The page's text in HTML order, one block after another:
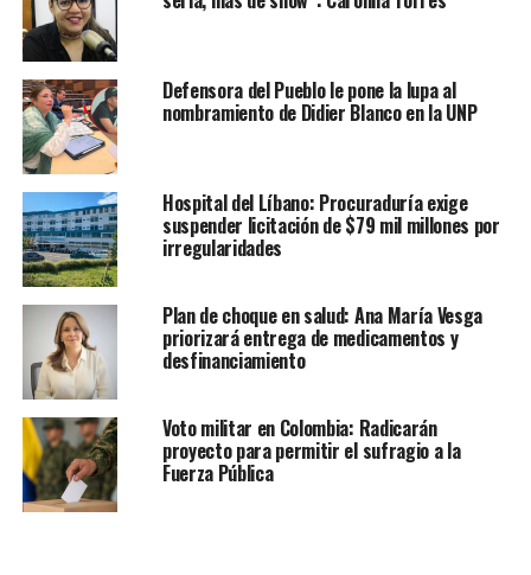
Defensora del Pueblo le pone la lupa al
nombramiento de Didier Blanco en la UNP
Hospital del Líbano: Procuraduría exige
suspender licitación de $79 mil millones por
irregularidades
Plan de choque en salud: Ana María Vesga
priorizará entrega de medicamentos y
desfinanciamiento
Voto militar en Colombia: Radicarán
proyecto para permitir el sufragio a la
Fuerza Pública